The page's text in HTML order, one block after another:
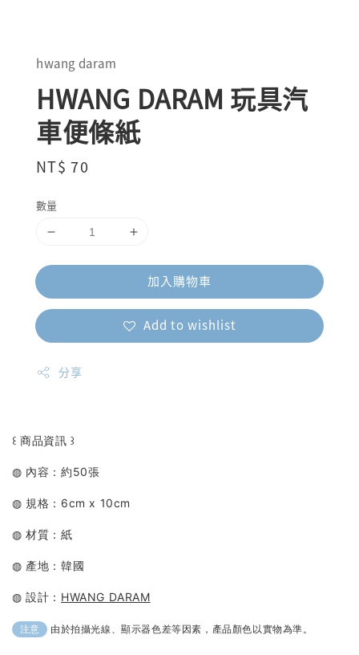
hwang daram
HWANG DARAM 玩具汽
車便條紙
Regular
NT$ 70
數量
加入購物車
Add to wishlist
分享
꒰ 商品資訊 ꒱
◍ 內容：約50張
◍ 規格：6cm x 10cm
◍ 材質：紙
◍ 產地：韓國
◍ 設計： HWANG DARAM
注意 由於拍攝光線、顯示器色差等因素，產品顏色以實物為準。